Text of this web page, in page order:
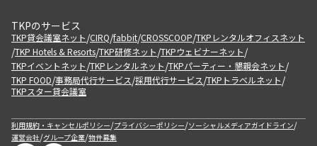
TKPのサービス
TKP貸会議室ネット/CIRQ/fabbit/CROSSCOOP/TKPレンタルオフィスネット
/TKP Hotels & Resorts/TKP研修ネット/TKPウェビナーネット/
TKPイベントネット/TKPレンタルネット/TKPパーティー・懇親会ネット/
TKP FOOD/事務局代行サービス/採用代行サービス/TKPトラベルネット/
TKPスター貸会議室
利用規約・キャンセルポリシー/プライバシーポリシー/ソーシャルメディアガイドライン/
運営会社/グループ企業/物件募集